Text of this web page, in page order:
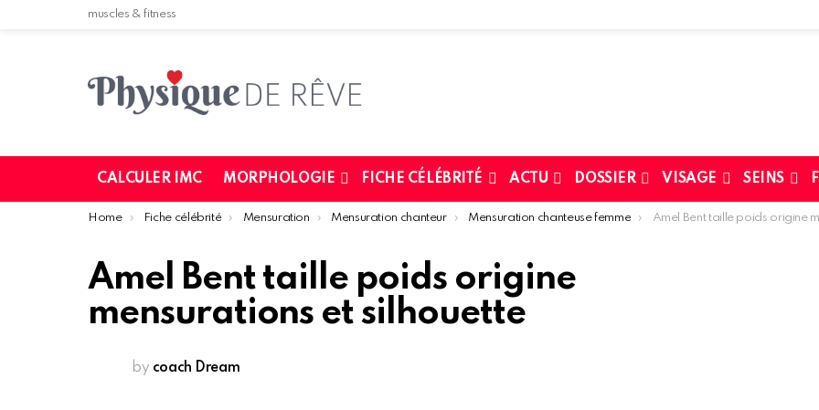
muscles & fitness
CALCULER IMC MORPHOLOGIE FICHE CÉLÉBRITÉ ACTU DOSSIER VISAGE SEINS
You are here:
Home Fiche célébrité Mensuration Mensuration chanteur Mensuration chanteuse femme Amel Bent taille poids origine mensurations et
Amel Bent taille poids origine
mensurations et silhouette
by coach Dream